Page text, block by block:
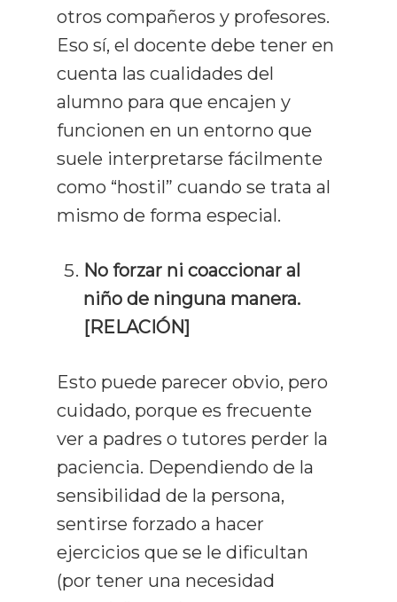
otros compañeros y profesores.
Eso sí, el docente debe tener en
cuenta las cualidades del
alumno para que encajen y
funcionen en un entorno que
suele interpretarse fácilmente
como “hostil” cuando se trata al
mismo de forma especial.
No forzar ni coaccionar al
niño de ninguna manera.
[RELACIÓN]
Esto puede parecer obvio, pero
cuidado, porque es frecuente
ver a padres o tutores perder la
paciencia. Dependiendo de la
sensibilidad de la persona,
sentirse forzado a hacer
ejercicios que se le dificultan
(por tener una necesidad